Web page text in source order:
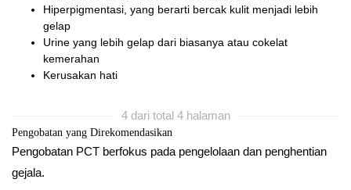
Hiperpigmentasi, yang berarti bercak kulit menjadi lebih
gelap
Urine yang lebih gelap dari biasanya atau cokelat
kemerahan
Kerusakan hati
4 dari total 4 halaman
Pengobatan yang Direkomendasikan
Pengobatan PCT berfokus pada pengelolaan dan penghentian
gejala.